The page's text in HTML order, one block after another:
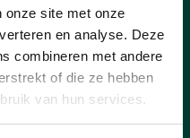
onze site met onze
en analyse. Deze
combineren met andere
of die ze hebben
van hun services.